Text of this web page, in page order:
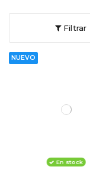
Filtrar
NUEVO
En stock